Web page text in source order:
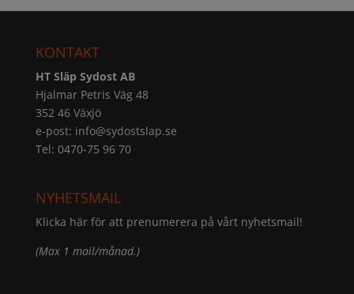
KONTAKT
HT Släp Sydost AB
Hjalmar Petris Väg 48
352 46 Växjö
e-post: info@sydostslap.se
Tel: 0470-75 96 70
NYHETSMAIL
Klicka här för att prenumerera på vårt nyhetsmail!
(Max 1 mail/månad.)